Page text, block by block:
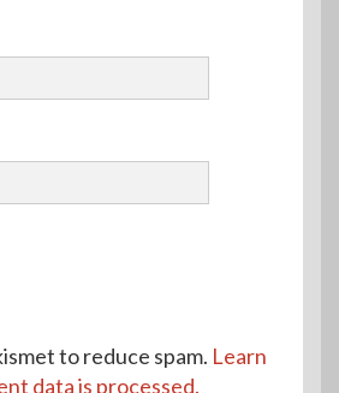
to reduce spam. Learn
data is processed.